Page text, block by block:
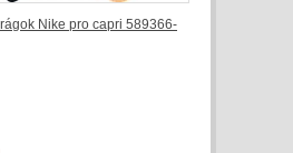
Nike pro capri 589366-